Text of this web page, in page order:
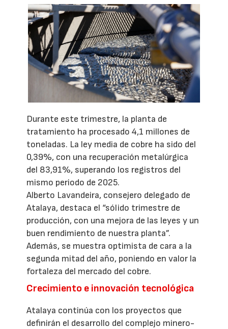
Durante este trimestre, la planta de
tratamiento ha procesado 4,1 millones de
toneladas. La ley media de cobre ha sido del
0,39%, con una recuperación metalúrgica
del 83,91%, superando los registros del
mismo periodo de 2025.
Alberto Lavandeira, consejero delegado de
Atalaya, destaca el “sólido trimestre de
producción, con una mejora de las leyes y un
buen rendimiento de nuestra planta”.
Además, se muestra optimista de cara a la
segunda mitad del año, poniendo en valor la
fortaleza del mercado del cobre.
Crecimiento e innovación tecnológica
Atalaya continúa con los proyectos que
definirán el desarrollo del complejo minero-